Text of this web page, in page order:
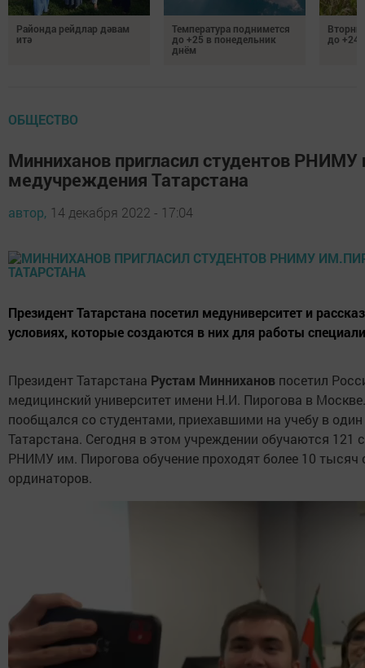
Районда рейдлар дәвам
итә
Температура поднимется
до +25 в понедельник
днём
до +24
ОБЩЕСТВО
Минниханов пригласил студентов РНИМУ
медучреждения Татарстана
автор, 14 декабря 2022 - 17:04
Президент Татарстана посетил медуниверситет и
условиях, которые создаются в них для работы
Президент Татарстана Рустам Минниханов посетил
медицинский университет имени Н.И. Пирогова в
пообщался со студентами, приехавшими на учебу в
Татарстана. Сегодня в этом учреждении обучаются 121
РНИМУ им. Пирогова обучение проходят более 10 тысяч
ординаторов.